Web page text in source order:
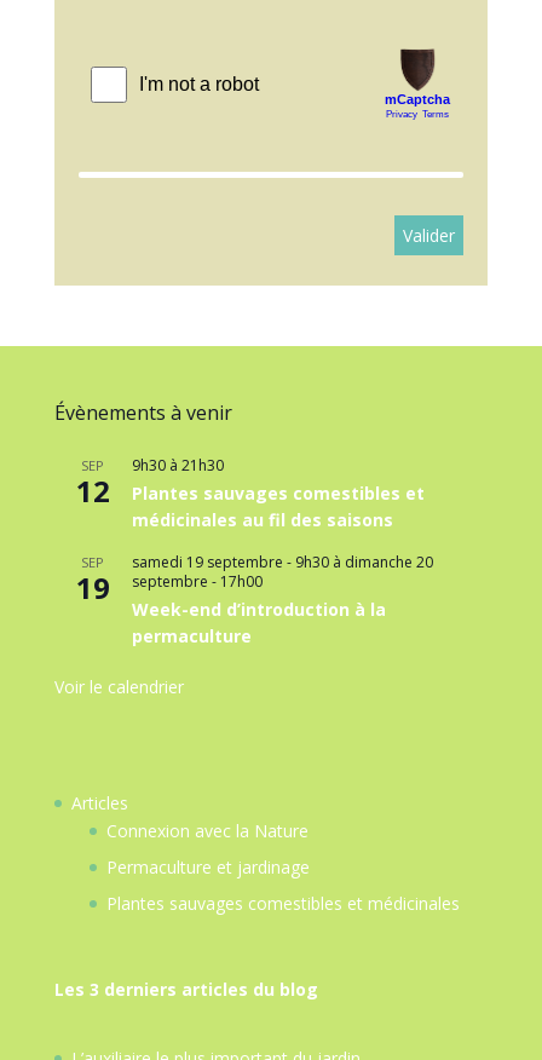
Évènements à venir
SEP
12
9h30à 21h30
Plantes sauvages comestibles et
médicinales au fil des saisons
SEP
19
samedi 19 septembre - 9h30à dimanche 20
septembre - 17h00
Week-end d’introduction à la
permaculture
Voir le calendrier
Articles
Connexion avec la Nature
Permaculture et jardinage
Plantes sauvages comestibles et médicinales
Les 3 derniers articles du blog